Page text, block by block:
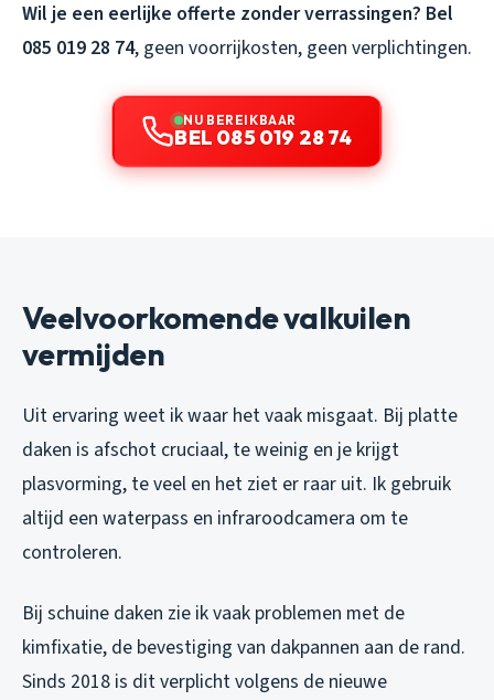
Wil je een eerlijke offerte zonder verrassingen? Bel
085 019 28 74, geen voorrijkosten, geen verplichtingen.
NU BEREIKBAAR
BEL 085 019 28 74
Veelvoorkomende valkuilen
vermijden
Uit ervaring weet ik waar het vaak misgaat. Bij platte
daken is afschot cruciaal, te weinig en je krijgt
plasvorming, te veel en het ziet er raar uit. Ik gebruik
altijd een waterpass en infraroodcamera om te
controleren.
Bij schuine daken zie ik vaak problemen met de
kimfixatie, de bevestiging van dakpannen aan de rand.
Sinds 2018 is dit verplicht volgens de nieuwe